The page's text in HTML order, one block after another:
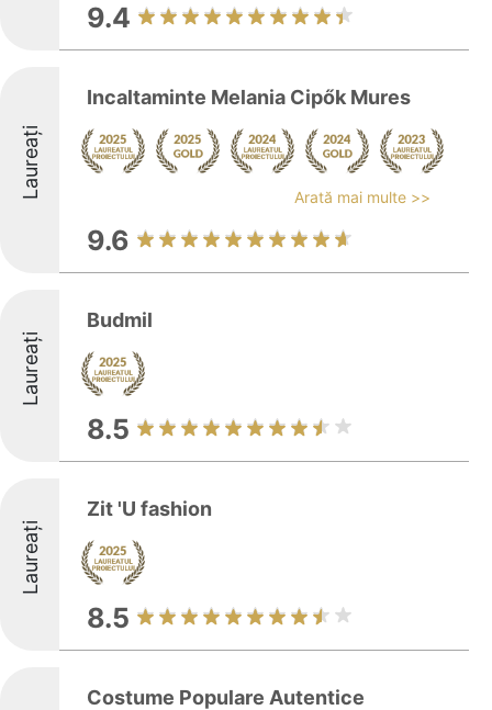
9.4
Laureați
Incaltaminte Melania Cipők Mures
Arată mai multe >>
9.6
Laureați
Budmil
8.5
Laureați
Zit 'U fashion
8.5
Costume Populare Autentice